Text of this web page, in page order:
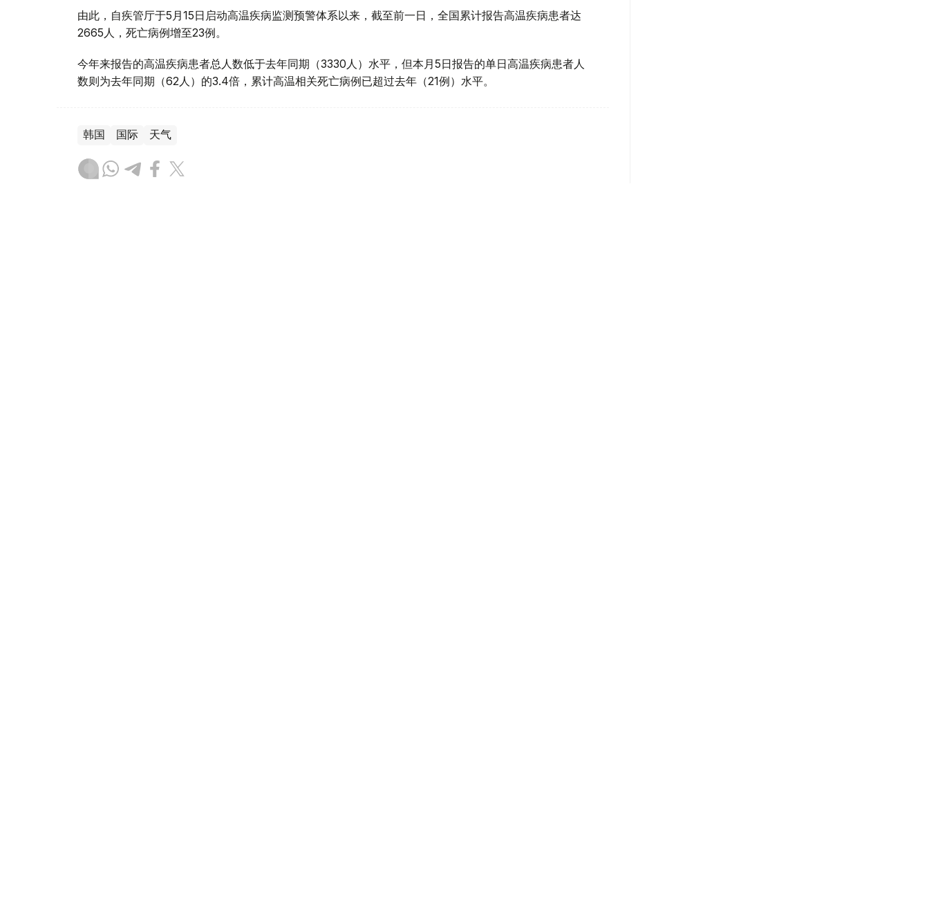
由此，自疾管厅于5月15日启动高温疾病监测预警体系以来，截至前一日，全国累计报告高温疾病患者达
2665人，死亡病例增至23例。
今年来报告的高温疾病患者总人数低于去年同期（3330人）水平，但本月5日报告的单日高温疾病患者人
数则为去年同期（62人）的3.4倍，累计高温相关死亡病例已超过去年（21例）水平。
韩国 国际 天气